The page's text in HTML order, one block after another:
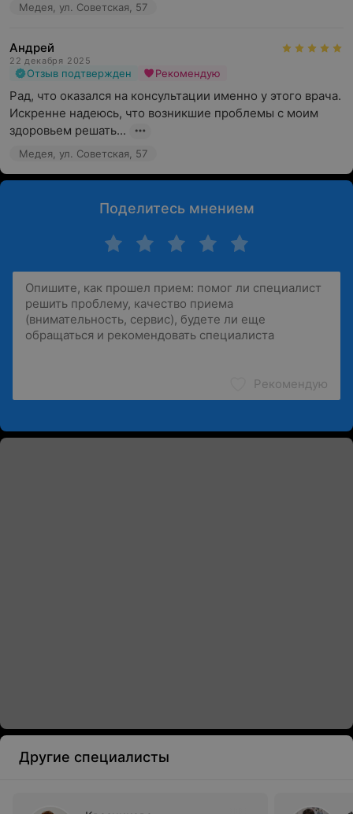
Медея, ул. Советская, 57
Андрей
22 декабря 2025
Отзыв подтвержден Рекомендую
Рад, что оказался на консультации именно у этого врача.
Искренне надеюсь, что возникшие проблемы с моим
здоровьем решать...
Медея, ул. Советская, 57
Поделитесь мнением
Рекомендую
Другие специалисты